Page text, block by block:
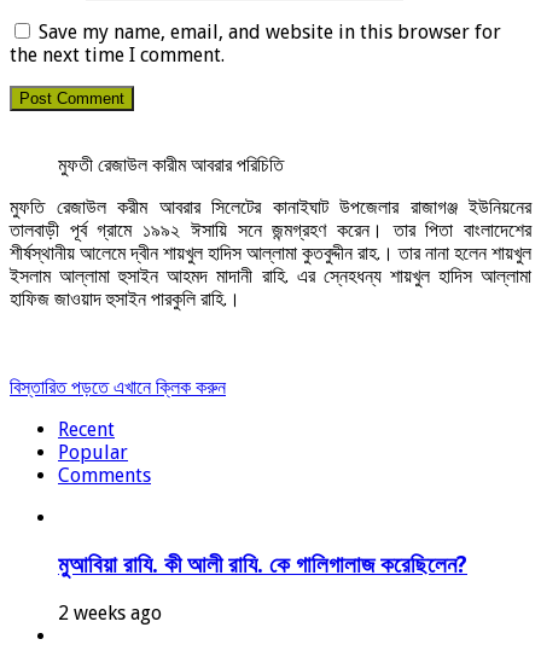
Save my name, email, and website in this browser for
the next time I comment.
মুফতী রেজাউল কারীম আবরার পরিচিতি
মুফতি রেজাউল করীম আবরার সিলেটের কানাইঘাট উপজেলার রাজাগঞ্জ ইউনিয়নের
তালবাড়ী পূর্ব গ্রামে ১৯৯২ ঈসায়ি সনে জন্মগ্রহণ করেন। তার পিতা বাংলাদেশের
শীর্ষস্থানীয় আলেমে দ্বীন শায়খুল হাদিস আল্লামা কুতবুদ্দীন রাহ.। তার নানা হলেন শায়খুল
ইসলাম আল্লামা হুসাইন আহমদ মাদানী রাহি. এর স্নেহধন্য শায়খুল হাদিস আল্লামা
হাফিজ জাওয়াদ হুসাইন পারকুলি রাহি.।
বিস্তারিত পড়তে এখানে ক্লিক করুন
Recent
Popular
Comments
মুআবিয়া রাযি. কী আলী রাযি. কে গালিগালাজ করেছিলেন?
2 weeks ago